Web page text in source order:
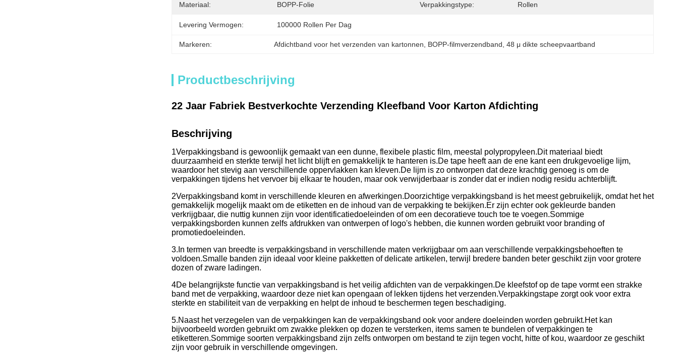
Materiaal: BOPP-Folie Verpakkingstype: Rollen
Levering Vermogen: 100000 Rollen Per Dag
Markeren: Afdichtband voor het verzenden van kartonnen BOPP-filmverzendband , 48 μ dikte scheepvaartband
Productbeschrijving
22 Jaar Fabriek Bestverkochte Verzending Kleefband Voor Karton Afdichting
Beschrijving
1Verpakkingsband is gewoonlijk gemaakt van een dunne, flexibele plastic film, meestal polypropyleen.Dit materiaal biedt
duurzaamheid en sterkte terwijl het licht blijft en gemakkelijk te hanteren is.De tape heeft aan de ene kant een drukgevoelige lijm,
waardoor het stevig aan verschillende oppervlakken kan kleven.De lijm is zo ontworpen dat deze krachtig genoeg is om de
verpakkingen tijdens het vervoer bij elkaar te houden, maar ook verwijderbaar is zonder dat er indien nodig residu achterblijft.
2Verpakkingsband komt in verschillende kleuren en afwerkingen.Doorzichtige verpakkingsband is het meest gebruikelijk, omdat het het
gemakkelijk mogelijk maakt om de etiketten en de inhoud van de verpakking te bekijken.Er zijn echter ook gekleurde banden
verkrijgbaar, die nuttig kunnen zijn voor identificatiedoeleinden of om een decoratieve touch toe te voegen.Sommige
verpakkingsborden kunnen zelfs afdrukken van ontwerpen of logo's hebben, die kunnen worden gebruikt voor branding of
promotiedoeleinden.
3.In termen van breedte is verpakkingsband in verschillende maten verkrijgbaar om aan verschillende verpakkingsbehoeften te
voldoen.Smalle banden zijn ideaal voor kleine pakketten of delicate artikelen, terwijl bredere banden beter geschikt zijn voor grotere
dozen of zware ladingen.
4De belangrijkste functie van verpakkingsband is het veilig afdichten van de verpakkingen.De kleefstof op de tape vormt een strakke
band met de verpakking, waardoor deze niet kan opengaan of lekken tijdens het verzenden.Verpakkingstape zorgt ook voor extra
sterkte en stabiliteit van de verpakking en helpt de inhoud te beschermen tegen beschadiging.
5.Naast het verzegelen van de verpakkingen kan de verpakkingsband ook voor andere doeleinden worden gebruikt.Het kan
bijvoorbeeld worden gebruikt om zwakke plekken op dozen te versterken, items samen te bundelen of verpakkingen te
etiketteren.Sommige soorten verpakkingsband zijn zelfs ontworpen om bestand te zijn tegen vocht, hitte of kou, waardoor ze geschikt
zijn voor gebruik in verschillende omgevingen.